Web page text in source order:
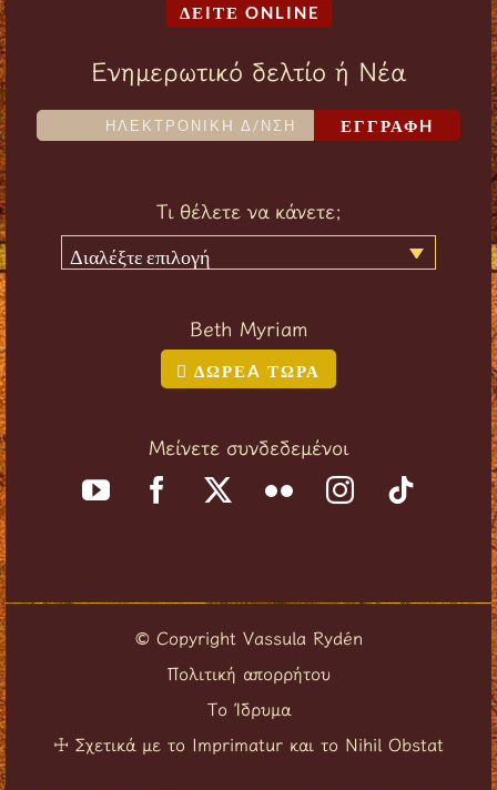
ΔΕIΤΕ ONLINE
Ενημερωτικό δελτίο ή Νέα
ΕΓΓΡΑΦH
Τι θέλετε να κάνετε;
Διαλέξτε επιλογή
Beth Myriam
ΔΩΡΕA ΤΩΡΑ
Μείνετε συνδεδεμένοι
©Copyright Vassula Rydén
Πολιτική απορρήτου
Το Ίδρυμα
☩ Σχετικά με το Imprimatur και το Nihil Obstat